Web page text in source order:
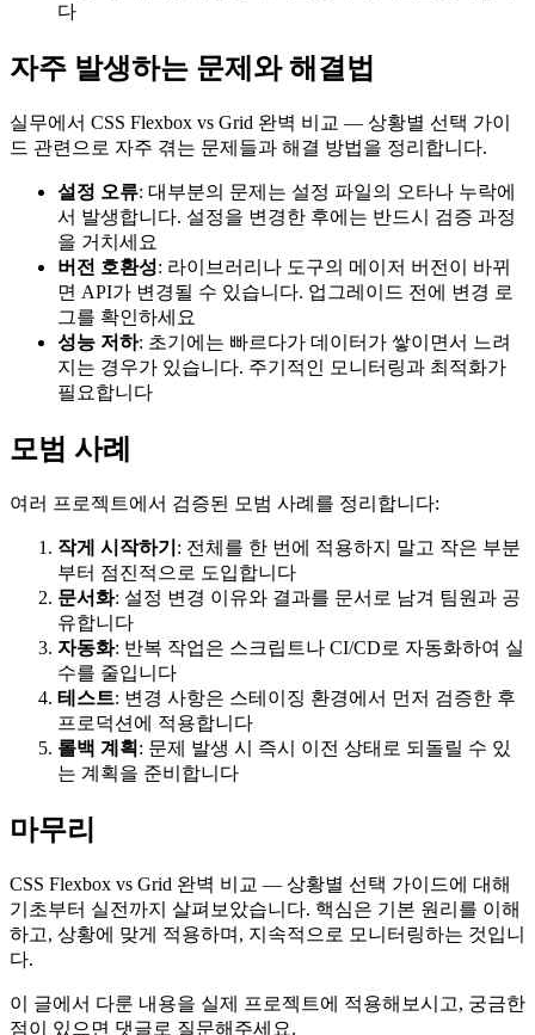
다
자주 발생하는 문제와 해결법
실무에서 CSS Flexbox vs Grid 완벽 비교 — 상황별 선택 가이
드 관련으로 자주 겪는 문제들과 해결 방법을 정리합니다.
설정 오류: 대부분의 문제는 설정 파일의 오타나 누락에
서 발생합니다. 설정을 변경한 후에는 반드시 검증 과정
을 거치세요
버전 호환성: 라이브러리나 도구의 메이저 버전이 바뀌
면 API가 변경될 수 있습니다. 업그레이드 전에 변경 로
그를 확인하세요
성능 저하: 초기에는 빠르다가 데이터가 쌓이면서 느려
지는 경우가 있습니다. 주기적인 모니터링과 최적화가
필요합니다
모범 사례
여러 프로젝트에서 검증된 모범 사례를 정리합니다:
작게 시작하기 : 전체를 한 번에 적용하지 말고 작은 부분
부터 점진적으로 도입합니다
문서화: 설정 변경 이유와 결과를 문서로 남겨 팀원과 공
유합니다
자동화: 반복 작업은 스크립트나 CI/CD로 자동화하여 실
수를 줄입니다
테스트: 변경 사항은 스테이징 환경에서 먼저 검증한 후
프로덕션에 적용합니다
롤백 계획 : 문제 발생 시 즉시 이전 상태로 되돌릴 수 있
는 계획을 준비합니다
마무리
CSS Flexbox vs Grid 완벽 비교 — 상황별 선택 가이드에 대해
기초부터 실전까지 살펴보았습니다. 핵심은 기본 원리를 이해
하고, 상황에 맞게 적용하며, 지속적으로 모니터링하는 것입니
다.
이 글에서 다룬 내용을 실제 프로젝트에 적용해보시고, 궁금한
점이 있으면 댓글로 질문해주세요.